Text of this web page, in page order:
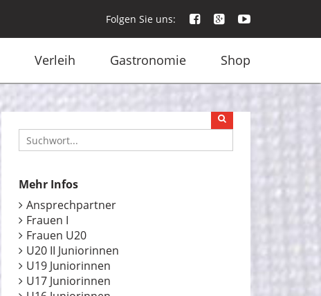
Folgen Sie uns:
Verleih Gastronomie Shop
Mehr Infos
Ansprechpartner
Frauen I
Frauen U20
U20 II Juniorinnen
U19 Juniorinnen
U17 Juniorinnen